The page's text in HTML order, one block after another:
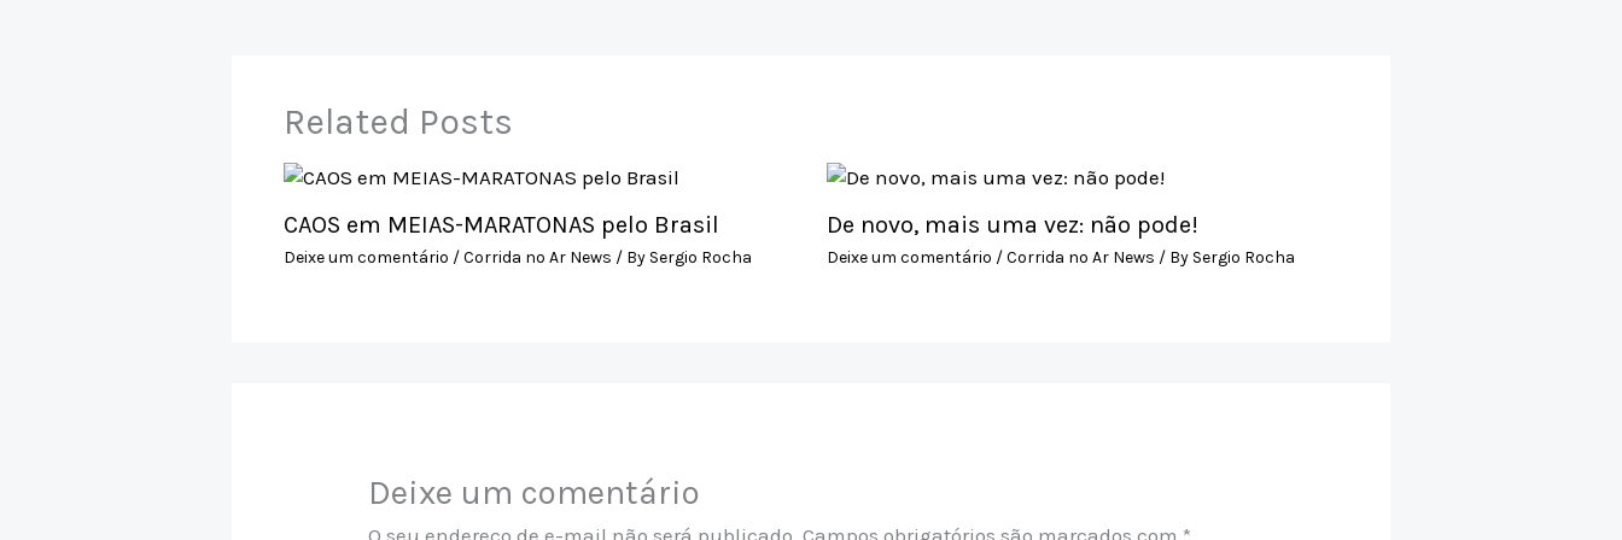
Related Posts
CAOS em MEIAS-MARATONAS pelo Brasil
Deixe um comentário /Corrida no Ar News / By Sergio Rocha
De novo, mais uma vez: não pode!
Deixe um comentário /Corrida no Ar News / By Sergio Rocha
Deixe um comentário
O seu endereço de e-mail não será publicado. Campos obrigatórios são marcados com *